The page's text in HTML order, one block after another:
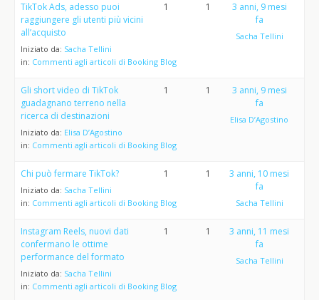
TikTok Ads, adesso puoi
raggiungere gli utenti più vicini
all’acquisto
Iniziato da: Sacha Tellini
in: Commenti agli articoli di Booking Blog
1 1
3 anni, 9 mesi
fa
Sacha Tellini
Gli short video di TikTok
guadagnano terreno nella
ricerca di destinazioni
Iniziato da: Elisa D’Agostino
in: Commenti agli articoli di Booking Blog
1 1
3 anni, 9 mesi
fa
Elisa D’Agostino
Chi può fermare TikTok?
Iniziato da: Sacha Tellini
in: Commenti agli articoli di Booking Blog
1 1
3 anni, 10 mesi
fa
Sacha Tellini
Instagram Reels, nuovi dati
confermano le ottime
performance del formato
Iniziato da: Sacha Tellini
in: Commenti agli articoli di Booking Blog
1 1
3 anni, 11 mesi
fa
Sacha Tellini